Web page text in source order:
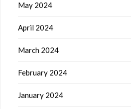
May 2024
April 2024
March 2024
February 2024
January 2024